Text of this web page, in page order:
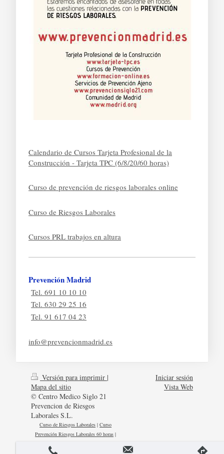
Calendario de Cursos Tarjeta Profesional de la
Construcción - Tarjeta TPC (6/8/20/60 horas)
Curso de prevención de riesgos laborales online
Curso de Riesgos Laborales
Cursos PRL trabajos en altura
Prevención Madrid
Tel. 691 10 10 10
Tel. 630 29 25 16
Tel. 91 617 04 23
info@prevencionmadrid.es
Versión para imprimir |
Mapa del sitio
© Centro Medico Siglo 21
Prevencion de Riesgos
Laborales S.L.
Curso de Riesgos Laborales |Curso
Prevención Riesgos Laborales 60 horas |
Iniciar sesión
Vista Web